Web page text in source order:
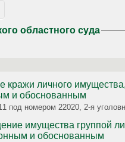
областного суда
кражи личного
и обоснованным
под номером 22020, 2-я
имущества группой
и обоснованным